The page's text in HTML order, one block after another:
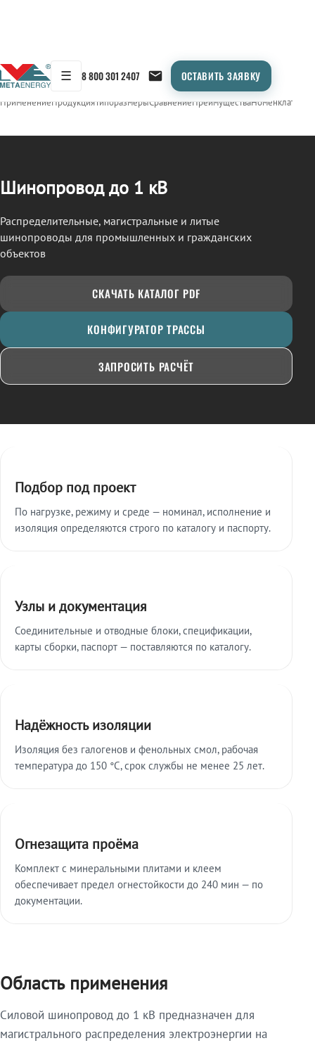
☰ 8 800 301 2407 ОСТАВИТЬ ЗАЯВКУ
← Продукция/ШИНОПРОВОД
ПрименениеПродукцияТипоразмерыСравнениеПреимуществаНоменклатура
Шинопровод до 1 кВ
Распределительные, магистральные и литые
шинопроводы для промышленных и гражданских
объектов
СКАЧАТЬ КАТАЛОГ PDF
КОНФИГУРАТОР ТРАССЫ
ЗАПРОСИТЬ РАСЧЁТ
Подбор под проект
По нагрузке, режиму и среде — номинал, исполнение и
изоляция определяются строго по каталогу и паспорту.
Узлы и документация
Соединительные и отводные блоки, спецификации,
карты сборки, паспорт — поставляются по каталогу.
Надёжность изоляции
Изоляция без галогенов и фенольных смол, рабочая
температура до 150 °C, срок службы не менее 25 лет.
Огнезащита проёма
Комплект с минеральными плитами и клеем
обеспечивает предел огнестойкости до 240 мин — по
документации.
Область применения
Силовой шинопровод до 1 кВ предназначен для
магистрального распределения электроэнергии на